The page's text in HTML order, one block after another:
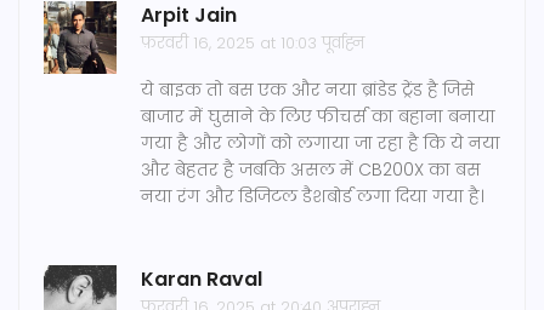
Arpit Jain
फ़रवरी 16, 2025 at 10:03 पूर्वाह्न
ये बाइक तो बस एक और नया ब्रांडेड ट्रेंड है जिसे
बाजार में घुसाने के लिए फीचर्स का बहाना बनाया
गया है और लोगों को लगाया जा रहा है कि ये नया
और बेहतर है जबकि असल में CB200X का बस
नया रंग और डिजिटल डैशबोर्ड लगा दिया गया है।
Karan Raval